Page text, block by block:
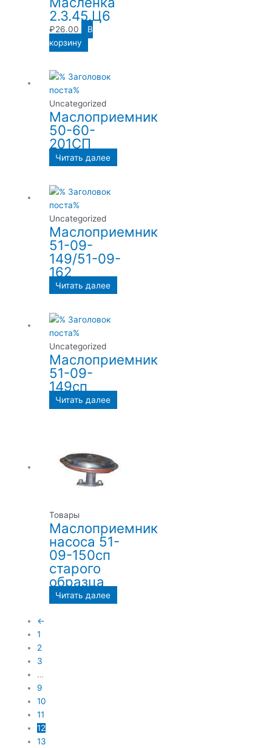
2.3.45.Ц6
₽26.00
В
корзину
Uncategorized
Маслоприемник
50-60-
201СП
Читать далее
Uncategorized
Маслоприемник
51-09-
149/51-09-
162
Читать далее
Uncategorized
Маслоприемник
51-09-
149сп
Читать далее
Товары
Маслоприемник
насоса 51-
09-150сп
старого
образца
Читать далее
←
1
2
3
…
9
10
11
12
13